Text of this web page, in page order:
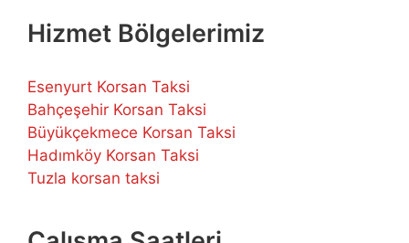
Hizmet Bölgelerimiz
Esenyurt Korsan Taksi
Bahçeşehir Korsan Taksi
Büyükçekmece Korsan Taksi
Hadımköy Korsan Taksi
Tuzla korsan taksi